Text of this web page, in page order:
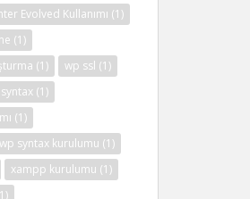
Evolved Kullanımı (1)
(1)
(1) wp ssl (1)
(1)
(1)
wp syntax kurulumu (1)
xampp kurulumu (1)